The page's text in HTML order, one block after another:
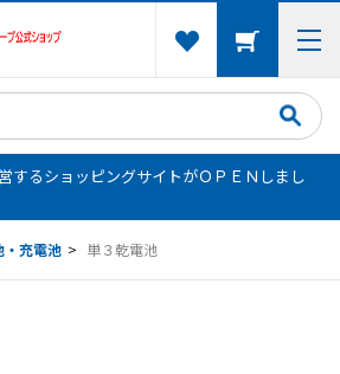
するショッピングサイトがＯＰＥＮしまし
・充電池 > 単３乾電池